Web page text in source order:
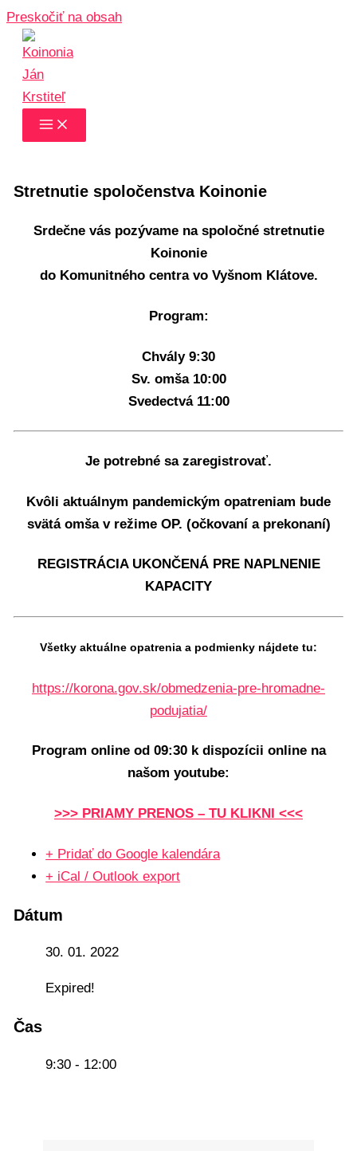
Preskočiť na obsah
Stretnutie spoločenstva Koinonie
Srdečne vás pozývame na spoločné stretnutie
Koinonie
do Komunitného centra vo Vyšnom Klátove.
Program:
Chvály 9:30
Sv. omša 10:00
Svedectvá 11:00
Je potrebné sa zaregistrovať.
Kvôli aktuálnym pandemickým opatreniam bude
svätá omša v režime OP. (očkovaní a prekonaní)
REGISTRÁCIA UKONČENÁ PRE NAPLNENIE
KAPACITY
Všetky aktuálne opatrenia a podmienky nájdete tu:
https://korona.gov.sk/obmedzenia-pre-hromadne-
podujatia/
Program online od 09:30 k dispozícii online na
našom youtube:
>>> PRIAMY PRENOS – TU KLIKNI <<<
+ Pridať do Google kalendára
+ iCal / Outlook export
Dátum
30. 01. 2022
Expired!
Čas
9:30 - 12:00